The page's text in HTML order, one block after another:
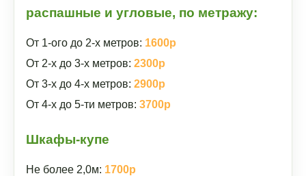
распашные и угловые, по метражу:
От 1-ого до 2-х метров: 1600р
От 2-х до 3-х метров: 2300р
От 3-х до 4-х метров: 2900р
От 4-х до 5-ти метров: 3700р
Шкафы-купе
Не более 2,0м: 1700р